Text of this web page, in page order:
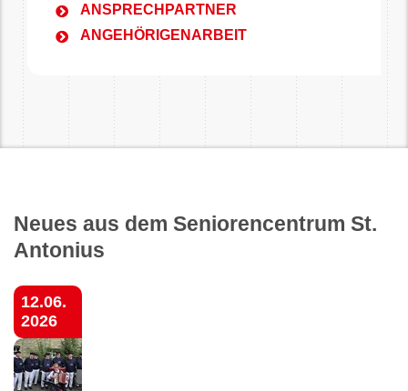
ANSPRECHPARTNER
ANGEHÖRIGENARBEIT
Neues aus dem Seniorencentrum St.
Antonius
12.06.
2026